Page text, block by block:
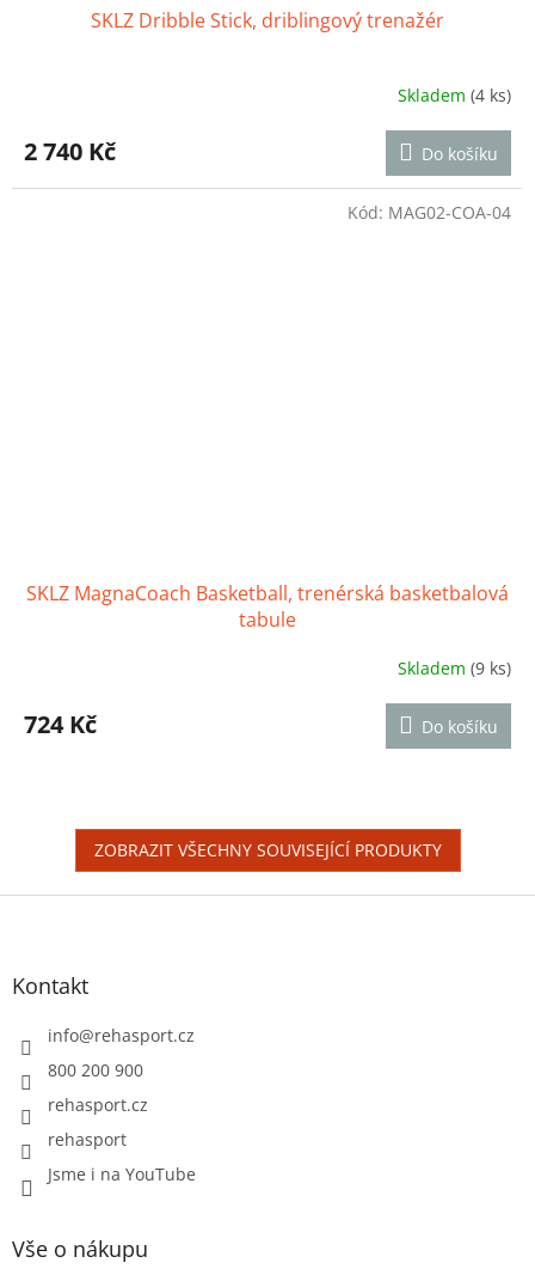
SKLZ Dribble Stick, driblingový trenažér
produktu
je
4,8
Skladem(4 ks)
2 740 Kč Do košíku
SKLZ MagnaCoach Basketball, trenérská basketbalová
tabule
produktu
je
hvězdiček.
Skladem(9 ks)
724 Kč Do košíku
Kód: MAG02-COA-04
ZOBRAZIT VŠECHNY SOUVISEJÍCÍ PRODUKTY
Z
Kontakt
info@rehasport.cz
800 200 900
rehasport.cz
rehasport
Jsme i na YouTube
Vše o nákupu